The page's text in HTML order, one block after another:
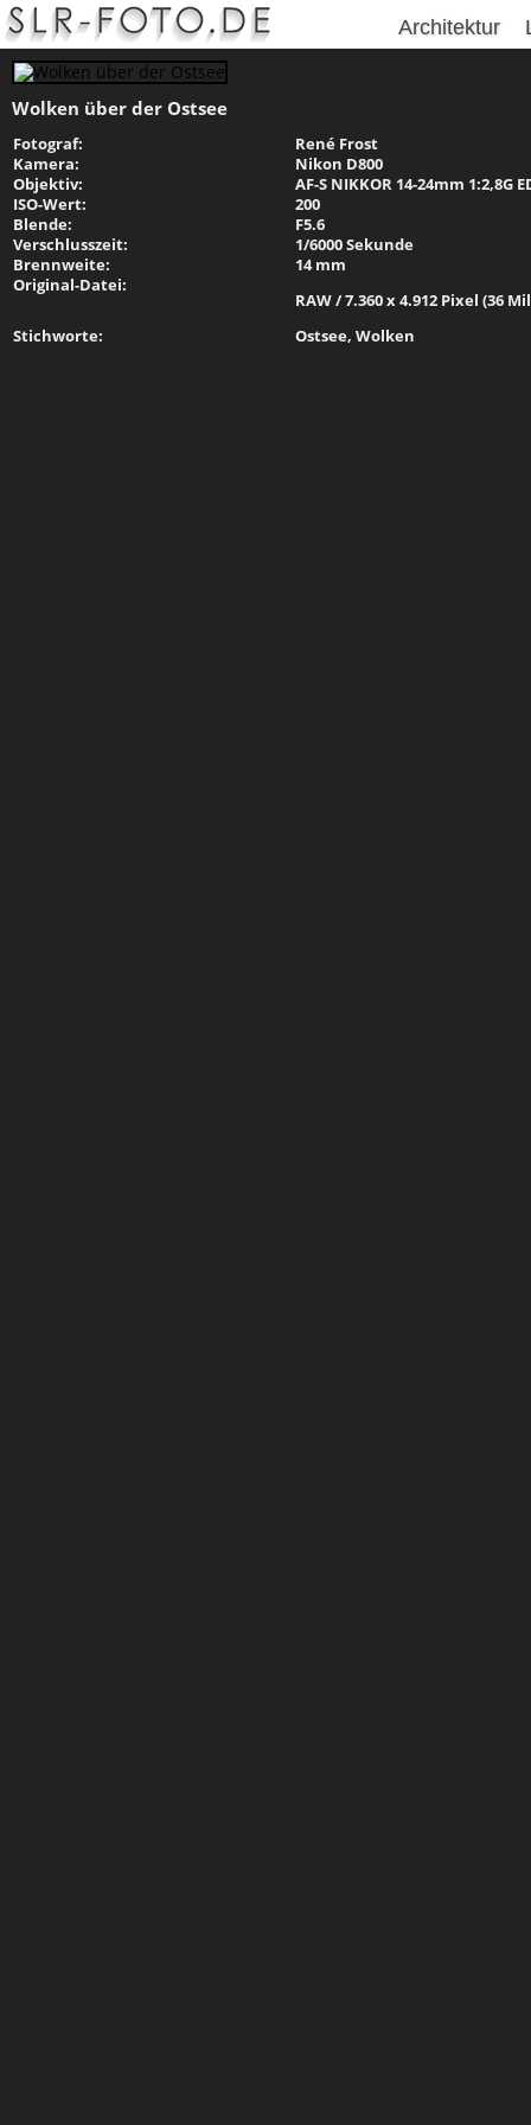
Architektur
Wolken über der Ostsee
Fotograf:
René Frost
Kamera:
Nikon D800
Objektiv:
AF-S NIKKOR 14-24mm 1:2,8G
ISO-Wert:
200
Blende:
F5.6
Verschlusszeit:
1/6000 Sekunde
Brennweite:
14 mm
Original-Datei:
RAW / 7.360 x 4.912 Pixel (36
Stichworte:
Ostsee, Wolken